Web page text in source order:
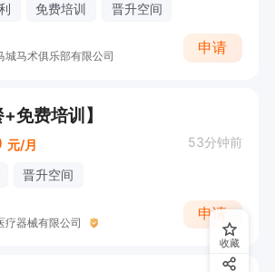
免费培训 晋升空间
城马术俱乐部有限公司
申请
免费培训】
元/月 53分钟前
晋升空间
疗器械有限公司
申请
收藏